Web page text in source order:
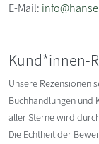
E-Mail:
Kund*innen-
Unsere Rezensionen
Buchhandlungen und
aller Sterne wird
Die Echtheit der